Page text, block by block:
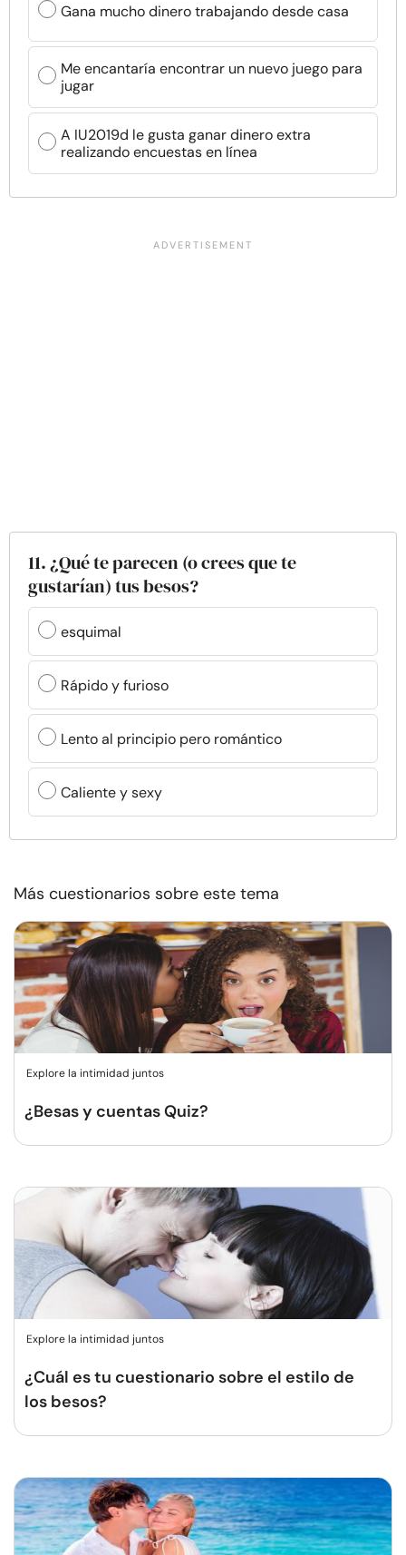
Gana mucho dinero trabajando desde casa
Me encantaría encontrar un nuevo juego para
jugar
A IU2019d le gusta ganar dinero extra
realizando encuestas en línea
11. ¿Qué te parecen (o crees que te
gustarían) tus besos?
esquimal
Rápido y furioso
Lento al principio pero romántico
Caliente y sexy
Más cuestionarios sobre este tema
Explore la intimidad juntos
¿Besas y cuentas Quiz?
Explore la intimidad juntos
¿Cuál es tu cuestionario sobre el estilo de
los besos?